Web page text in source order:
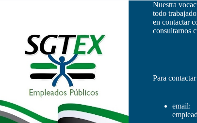
Nuestra
todo
en contactar
consultarnos
Para
email: